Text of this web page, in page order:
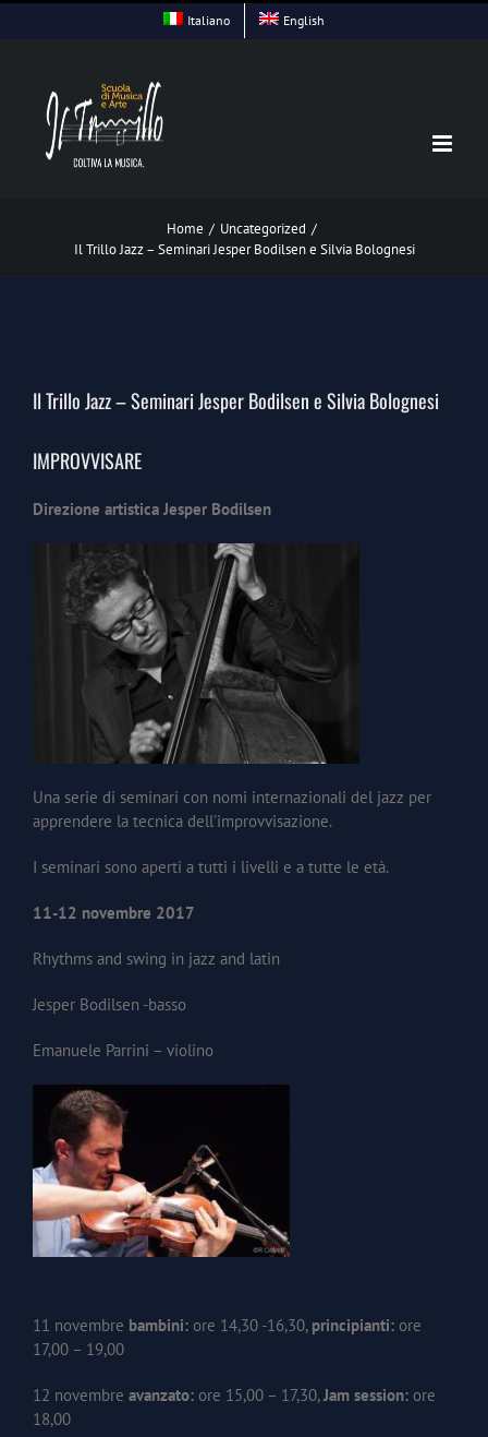
Skip
Italiano English
Home / Uncategorized /
Il Trillo Jazz – Seminari Jesper Bodilsen e Silvia Bolognesi
Il Trillo Jazz – Seminari Jesper Bodilsen e Silvia Bolognesi
IMPROVVISARE
Direzione artistica Jesper Bodilsen
Una serie di seminari con nomi internazionali del jazz per
apprendere la tecnica dell’improvvisazione.
I seminari sono aperti a tutti i livelli e a tutte le età.
11-12 novembre 2017
Rhythms and swing in jazz and latin
Jesper Bodilsen -basso
Emanuele Parrini – violino
11 novembre bambini: ore 14,30 -16,30, principianti: ore
17,00 – 19,00
12 novembre avanzato: ore 15,00 – 17,30,Jam session: ore
18,00